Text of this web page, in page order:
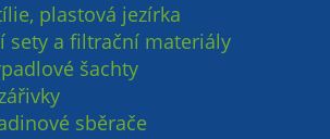
plastová jezírka
sety a filtrační materiály
šachty
sběrače